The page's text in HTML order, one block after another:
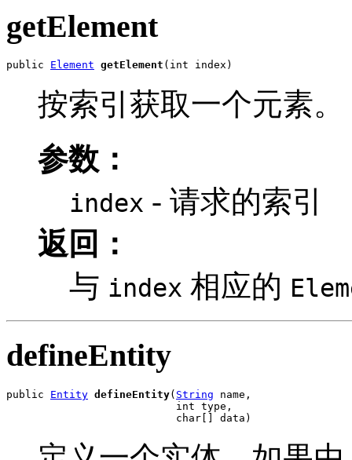
getElement
public Element getElement (int index)
按索引获取一个元素。
参数：
index - 请求的索引
返回：
与 index 相应的
defineEntity
public Entity defineEntity( String name,
                           int type,
                           char[] data)